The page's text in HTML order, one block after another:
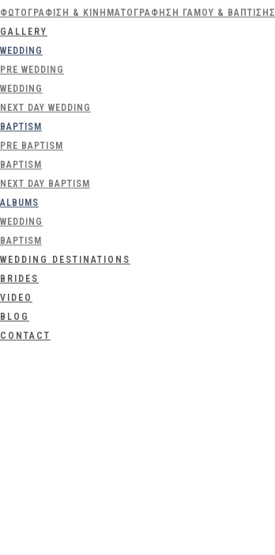
ΦΩΤΟΓΡΆΦΙΣΗ & ΚΙΝΗΜΑΤΟΓΡΆΦΗΣΗ ΓΆΜΟΥ & ΒΆΠΤΙΣΗΣ
GALLERY
WEDDING
PRE WEDDING
WEDDING
NEXT DAY WEDDING
BAPTISM
PRE BAPTISM
BAPTISM
NEXT DAY BAPTISM
ALBUMS
WEDDING
BAPTISM
WEDDING DESTINATIONS
BRIDES
VIDEO
BLOG
CONTACT